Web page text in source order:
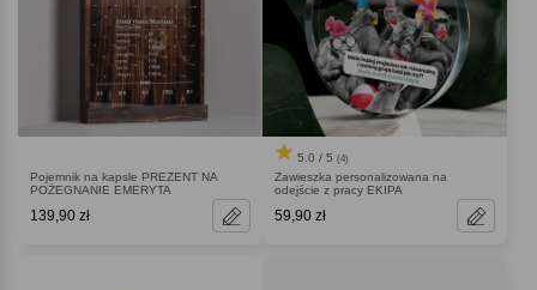
Pojemnik na kapsle PREZENT NA
POŻEGNANIE EMERYTA
139,90 zł
5.0 / 5 (4)
Zawieszka personalizowana na
odejście z pracy EKIPA
59,90 zł